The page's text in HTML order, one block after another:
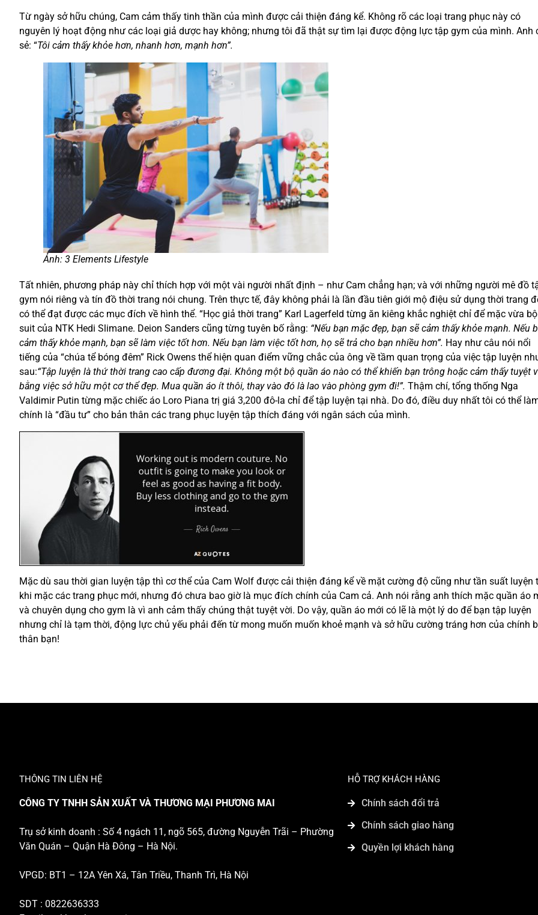
Từ ngày sở hữu chúng, Cam cảm thấy tinh thần của mình được cải thiện đáng kể. Không rõ các loại trang phục này có
nguyên lý hoạt động như các loại giả dược hay không; nhưng tôi đã thật sự tìm lại được động lực tập gym của mình. Anh
sẻ: “Tôi cảm thấy khỏe hơn, nhanh hơn, mạnh hơn”.
Ảnh: 3 Elements Lifestyle
Tất nhiên, phương pháp này chỉ thích hợp với một vài người nhất định – như Cam chẳng hạn; và với những người mê đồ
gym nói riêng và tín đồ thời trang nói chung. Trên thực tế, đây không phải là lần đầu tiên giới mộ điệu sử dụng thời trang
có thể đạt được các mục đích về hình thể. “Học giả thời trang” Karl Lagerfeld từng ăn kiêng khắc nghiệt chỉ để mặc vừa bộ
suit của NTK Hedi Slimane. Deion Sanders cũng từng tuyên bố rằng: “Nếu bạn mặc đẹp, bạn sẽ cảm thấy khỏe mạnh. Nếu
cảm thấy khỏe mạnh, bạn sẽ làm việc tốt hơn. Nếu bạn làm việc tốt hơn, họ sẽ trả cho bạn nhiều hơn”. Hay như câu nói nổi
tiếng của “chúa tể bóng đêm” Rick Owens thể hiện quan điểm vững chắc của ông về tầm quan trọng của việc tập luyện
sau:“Tập luyện là thứ thời trang cao cấp đương đại. Không một bộ quần áo nào có thể khiến bạn trông hoặc cảm thấy tuyệt
bằng việc sở hữu một cơ thể đẹp. Mua quần áo ít thôi, thay vào đó là lao vào phòng gym đi!”. Thậm chí, tổng thống Nga
Valdimir Putin từng mặc chiếc áo Loro Piana trị giá 3,200 đô-la chỉ để tập luyện tại nhà. Do đó, điều duy nhất tôi có thể
chính là “đầu tư” cho bản thân các trang phục luyện tập thích đáng với ngân sách của mình.
Mặc dù sau thời gian luyện tập thì cơ thể của Cam Wolf được cải thiện đáng kể về mặt cường độ cũng như tần suất luyện
khi mặc các trang phục mới, nhưng đó chưa bao giờ là mục đích chính của Cam cả. Anh nói rằng anh thích mặc quần áo
và chuyên dụng cho gym là vì anh cảm thấy chúng thật tuyệt vời. Do vậy, quần áo mới có lẽ là một lý do để bạn tập luyện
nhưng chỉ là tạm thời, động lực chủ yếu phải đến từ mong muốn muốn khoẻ mạnh và sở hữu cường tráng hơn của chính
thân bạn!
THÔNG TIN LIÊN HỆ
CÔNG TY TNHH SẢN XUẤT VÀ THƯƠNG MẠI PHƯƠNG MAI
Trụ sở kinh doanh : Số 4 ngách 11, ngõ 565, đường Nguyễn Trãi – Phường
Văn Quán – Quận Hà Đông – Hà Nội.
VPGD: BT1 – 12A Yên Xá, Tân Triều, Thanh Trì, Hà Nội
SDT : 0822636333
HỖ TRỢ KHÁCH HÀNG
Chính sách đổi trả
Chính sách giao hàng
Quyền lợi khách hàng